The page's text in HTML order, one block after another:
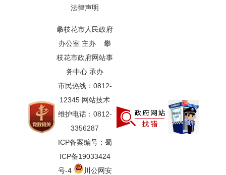
法律声明
攀枝花市人民政府
办公室 主办 攀
枝花市政府网站事
务中心 承办
市民热线：0812-
12345 网站技术
维护电话：0812-
3356287
ICP备案编号：蜀
ICP备19033424
号-4
川公网安